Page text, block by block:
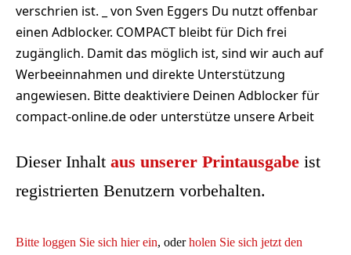
verschrien ist. _ von Sven Eggers Du nutzt offenbar
einen Adblocker. COMPACT bleibt für Dich frei
zugänglich. Damit das möglich ist, sind wir auch auf
Werbeeinnahmen und direkte Unterstützung
angewiesen. Bitte deaktiviere Deinen Adblocker für
compact-online.de oder unterstütze unsere Arbeit
Dieser Inhalt aus unserer Printausgabe ist
registrierten Benutzern vorbehalten.
Bitte loggen Sie sich hier ein, oderholen Sie sich jetzt den